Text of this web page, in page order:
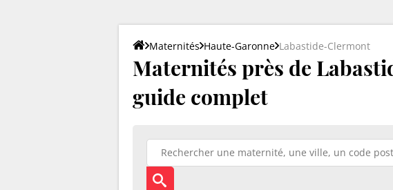
Maternités Haute-Garonne Labastide-Clermont
Maternités près de
guide complet